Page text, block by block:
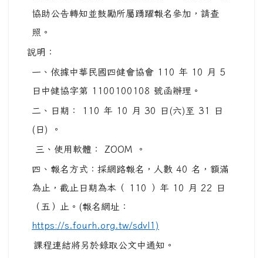
協助公告轉知並鼓勵所屬踴躍報名參加，請查
照。
說明：
一、依據中華民國四健會協會 110 年 10 月 5
日中健協字第 1100100108 號函辦理。
二、日期： 110 年 10 月 30 日(六)至 31 日
(日) 。
三、使用軟體： ZOOM 。
四、報名方式：採網路報名，人數 40 名，額滿
為止，截止日期為本（ 110 ）年 10 月 22 日
（五）止。(報名網址：
https://s.fourh.org.tw/sdvl1)
課程連結將另於錄取公文中通知。